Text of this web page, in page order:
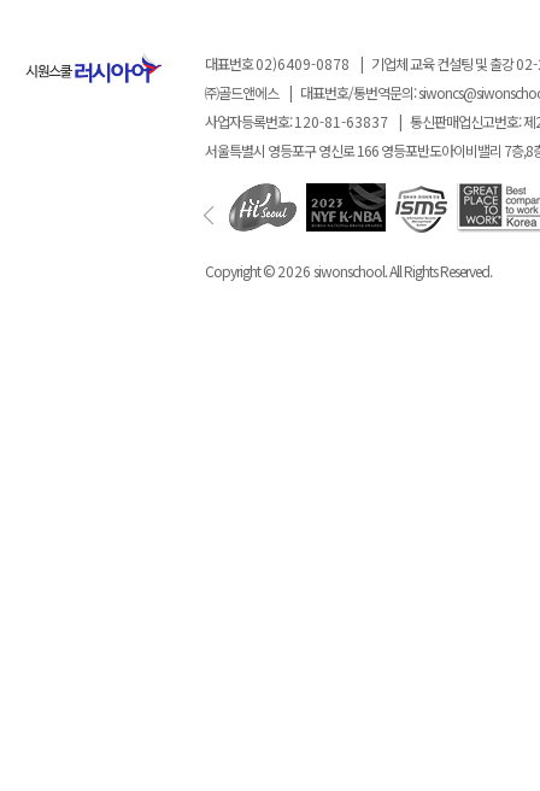
대표번호02)6409-0878 | 기업체 교육 컨설팅 및 출강
㈜골드앤에스 | 대표번호/통번역문의:
사업자등록번호:120-81-63837 | 통신판매업신고번호: 제
서울특별시 영등포구 영신로 166 영등포반도아이비밸리 7층,8
Copyright ©2026siwonschool. All Rights Reserved.